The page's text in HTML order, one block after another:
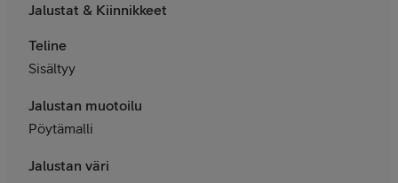
Jalustat & Kiinnikkeet
Teline
Sisältyy
Jalustan muotoilu
Pöytämalli
Jalustan väri